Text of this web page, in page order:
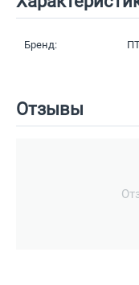
Бренд:
Отзывы